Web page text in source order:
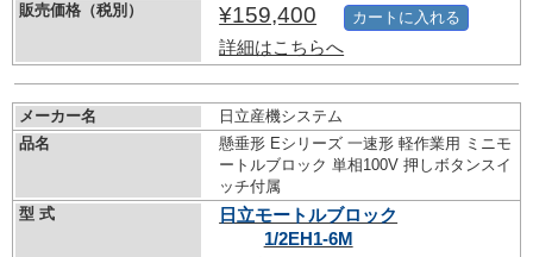
販売価格（税別）
¥159,400
詳細はこちらへ
カートに入れる
メーカー名
日立産機システム
品名
懸垂形 Eシリーズ 一速形 軽作業用 ミニモ
ートルブロック 単相100V 押しボタンスイ
ッチ付属
型 式
日立モートルブロック
1/2EH1-6M